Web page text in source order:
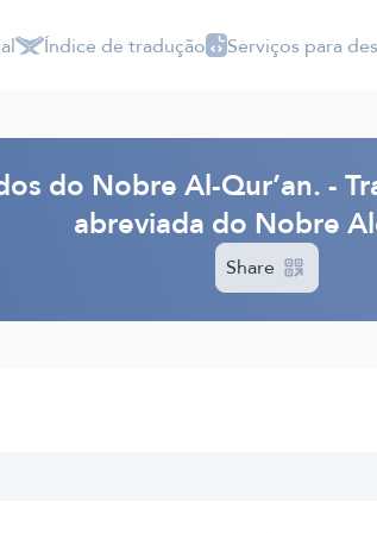
Índice de tradução Serviços para
do Nobre Al-Qur’an. -
abreviada do Nobre
Share